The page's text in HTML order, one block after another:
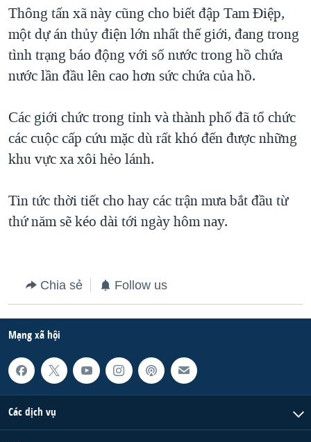
THƯỢNG ĐỈNH TRUMP-KIM TẠI VIỆT NAM
TRỊNH VĨNH BÌNH VS. CHÍNH PHỦ VIỆT NAM
NGƯ DÂN VIỆT VÀ LÀN SÓNG TRỘM HẢI SÂM
BÊN KIA QUỐC LỘ: TIẾNG VỌNG TỪ NÔNG THÔN MỸ
Thông tấn xã này cũng cho biết đập Tam Điệp,
một dự án thủy điện lớn nhất thế giới, đang trong
tình trạng báo động với số nước trong hồ chứa
nước lần đầu lên cao hơn sức chứa của hồ.
Các giới chức trong tỉnh và thành phố đã tổ chức
các cuộc cấp cứu mặc dù rất khó đến được những
khu vực xa xôi hẻo lánh.
Tin tức thời tiết cho hay các trận mưa bắt đầu từ
thứ năm sẽ kéo dài tới ngày hôm nay.
Chia sẻ Follow us
Mạng xã hội
Các dịch vụ